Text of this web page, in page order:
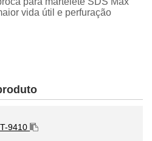
vida útil e perfuração
9410